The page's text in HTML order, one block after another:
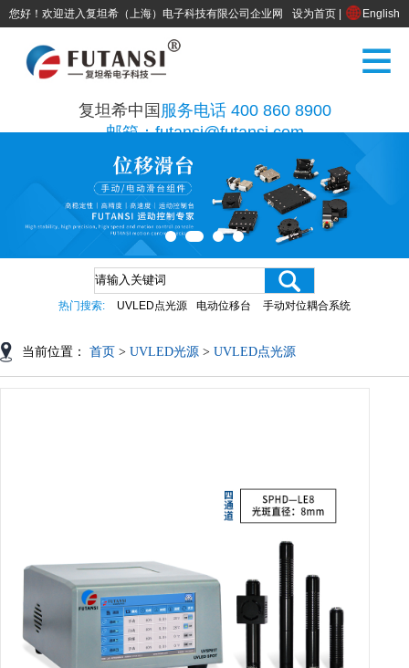
设为首页 English
您好！欢迎进入复坦希（上海）电子科技有限公司企业网
复坦希中国 服务电话 400 860 8900
邮箱：futansi@futansi.com
热门搜索: UVLED点光源 电动位移台 手动对位耦合系统
当前位置： 首页 > UVLED光源 > UVLED点光源